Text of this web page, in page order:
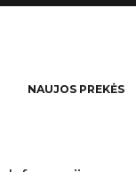
NAUJOS PREKĖS